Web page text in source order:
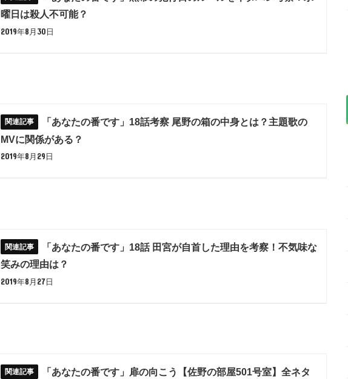
曜日は殺人不可能？
2019年8月30日
「あなたの番です」18話考察 尾野の箱の中身とは？主題歌の
MVに関係がある？
2019年8月29日
「あなたの番です」18話 田宮が自首した理由を考察！不気味な
笑みの理由は？
2019年8月27日
「あなたの番です」扉の向こう【佐野の部屋501号室】全ネタ